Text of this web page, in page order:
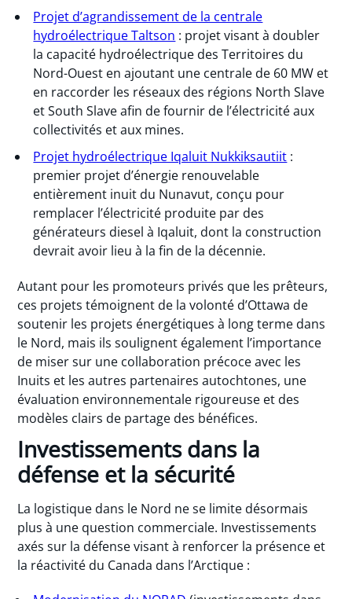
Projet d’agrandissement de la centrale
hydroélectrique Taltson : projet visant à doubler
la capacité hydroélectrique des Territoires du
Nord-Ouest en ajoutant une centrale de 60 MW et
en raccorder les réseaux des régions North Slave
et South Slave afin de fournir de l’électricité aux
collectivités et aux mines.
Projet hydroélectrique Iqaluit Nukkiksautiit :
premier projet d’énergie renouvelable
entièrement inuit du Nunavut, conçu pour
remplacer l’électricité produite par des
générateurs diesel à Iqaluit, dont la construction
devrait avoir lieu à la fin de la décennie.
Autant pour les promoteurs privés que les prêteurs,
ces projets témoignent de la volonté d’Ottawa de
soutenir les projets énergétiques à long terme dans
le Nord, mais ils soulignent également l’importance
de miser sur une collaboration précoce avec les
Inuits et les autres partenaires autochtones, une
évaluation environnementale rigoureuse et des
modèles clairs de partage des bénéfices.
Investissements dans la
défense et la sécurité
La logistique dans le Nord ne se limite désormais
plus à une question commerciale. Investissements
axés sur la défense visant à renforcer la présence et
la réactivité du Canada dans l’Arctique :